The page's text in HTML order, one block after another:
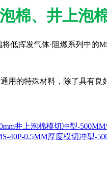
棉、井上泡
将低挥发气体·阻燃系列中的
通用的特殊材料，除了具有
井上泡棉模切冲型-
40P-0.5MM厚度模切冲型-